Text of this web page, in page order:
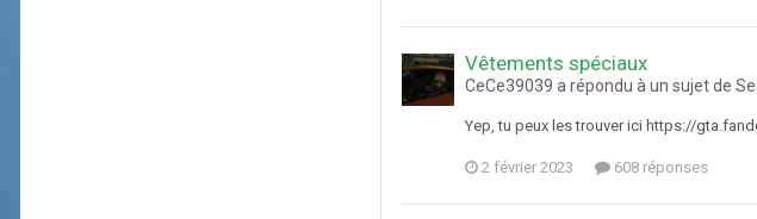
Vêtements spéciaux
CeCe39039 a répondu à un sujet de
Yep, tu peux les trouver ici https://
2 février 2023 608 réponses